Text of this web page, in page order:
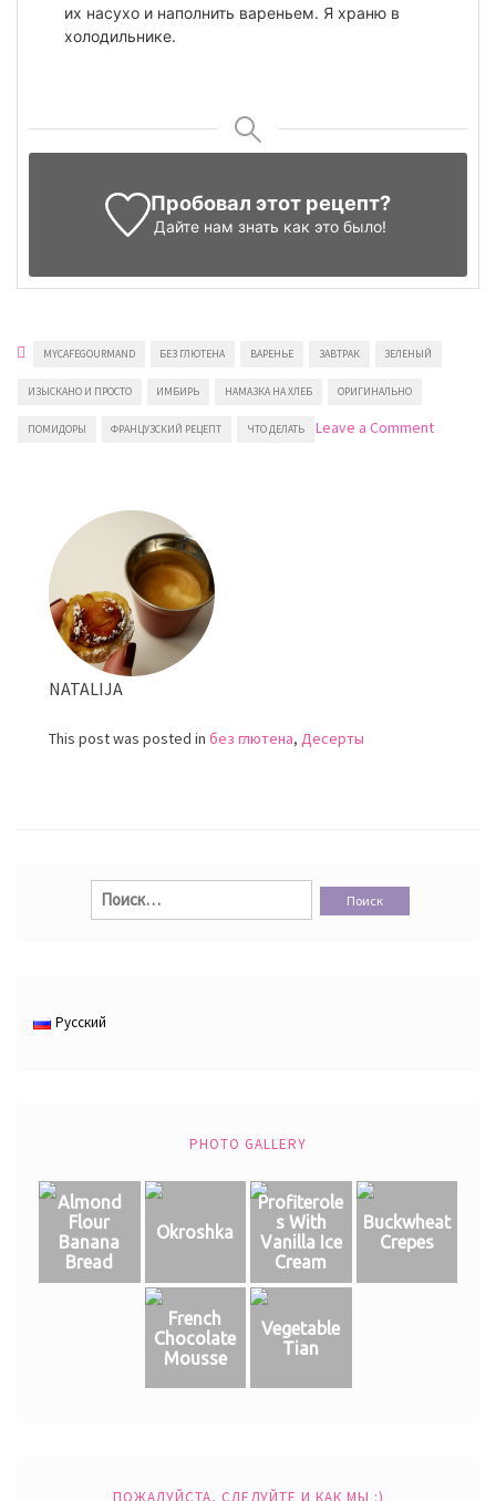
их насухо и наполнить вареньем. Я храню в
холодильнике.
Пробовал этот рецепт?
Дайте нам знать как это было!
MYCAFEGOURMAND БЕЗ ГЛЮТЕНА ВАРЕНЬЕ ЗАВТРАК ЗЕЛЕНЫЙ
ИЗЫСКАНО И ПРОСТО ИМБИРЬ НАМАЗКА НА ХЛЕБ ОРИГИНАЛЬНО
ПОМИДОРЫ ФРАНЦУЗСКИЙ РЕЦЕПТ ЧТО ДЕЛАТЬ Leave a Commenton
NATALIJA
This post was posted in без глютена, Десерты
Найти:
Русский
PHOTO GALLERY
Almond
Flour
Banana
Bread
Okroshka
Profiterole
s With
Vanilla Ice
Cream
Buckwheat
Crepes
French
Chocolate
Mousse
Vegetable
Tian
ПОЖАЛУЙСТА, СЛЕДУЙТЕ И КАК МЫ :)